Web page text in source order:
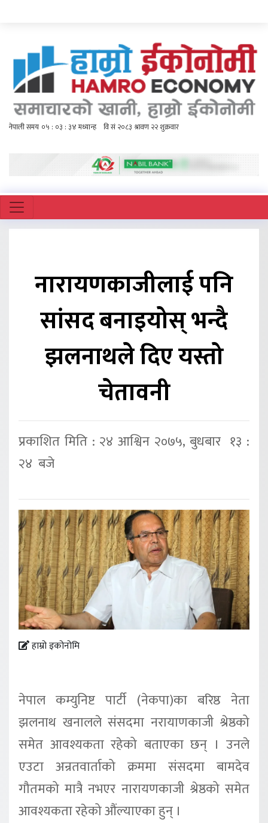
नारायणकाजीलाई पनि
सांसद बनाइयोस् भन्दै
झलनाथले दिए यस्तो
चेतावनी
प्रकाशित मिति : २४ आश्विन २०७५, बुधबार १३ :
२४ बजे
हाम्रो इकोनोमि
नेपाल कम्युनिष्ट पार्टी (नेकपा)का बरिष्ठ नेता
झलनाथ खनालले संसदमा नरायाणकाजी श्रेष्ठको
समेत आवश्यकता रहेको बताएका छन् । उनले
एउटा अन्रतवार्ताको क्रममा संसदमा बामदेव
गौतमको मात्रै नभएर नारायणकाजी श्रेष्ठको समेत
आवश्यकता रहेको औंल्याएका हुन् ।